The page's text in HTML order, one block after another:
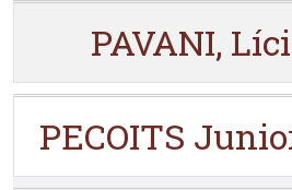
PAVANI,
PECOITS